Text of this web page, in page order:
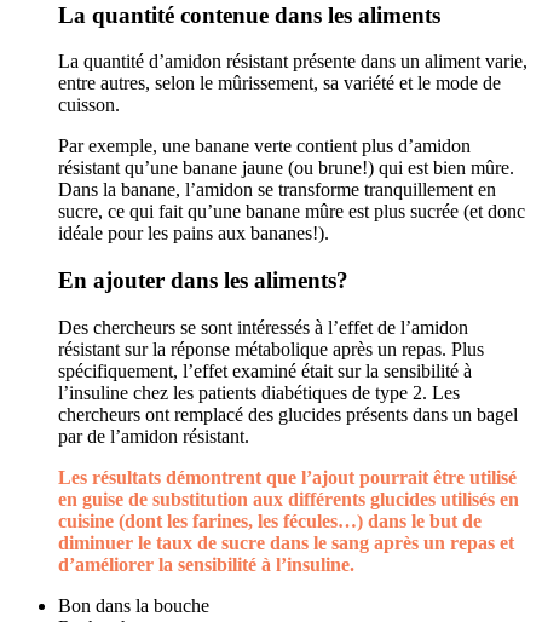
La quantité contenue dans les aliments
La quantité d’amidon résistant présente dans un aliment varie,
entre autres, selon le mûrissement, sa variété et le mode de
cuisson.
Par exemple, une banane verte contient plus d’amidon
résistant qu’une banane jaune (ou brune!) qui est bien mûre.
Dans la banane, l’amidon se transforme tranquillement en
sucre, ce qui fait qu’une banane mûre est plus sucrée (et donc
idéale pour les pains aux bananes!).
En ajouter dans les aliments?
Des chercheurs se sont intéressés à l’effet de l’amidon
résistant sur la réponse métabolique après un repas. Plus
spécifiquement, l’effet examiné était sur la sensibilité à
l’insuline chez les patients diabétiques de type 2. Les
chercheurs ont remplacé des glucides présents dans un bagel
par de l’amidon résistant.
Les résultats démontrent que l’ajout pourrait être utilisé
en guise de substitution aux différents glucides utilisés en
cuisine (dont les farines, les fécules…) dans le but de
diminuer le taux de sucre dans le sang après un repas et
d’améliorer la sensibilité à l’insuline.
Bon dans la bouche